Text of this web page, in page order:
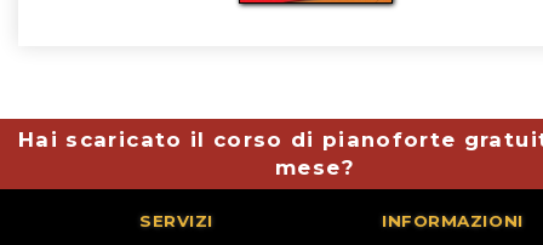
Hai scaricato il corso di pianoforte
mese?
SERVIZI INFORMAZIONI